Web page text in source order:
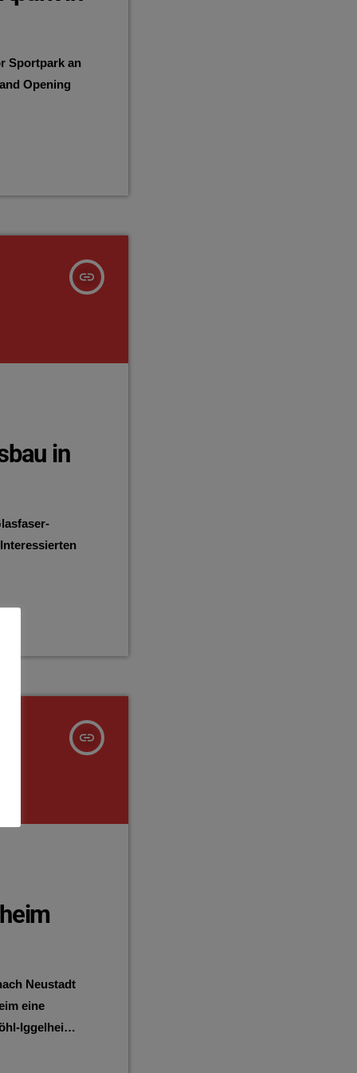
Sportpark an
Opening
insert_link
in
insert_link
Neustadt
eine
Iggelheim